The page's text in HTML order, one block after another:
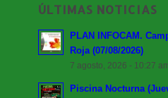
ÚLTIMAS NOTICIAS
PLAN INFOCAM.
Roja (07/08/2026)
7 agosto, 2026 - 10:27
Piscina Nocturna